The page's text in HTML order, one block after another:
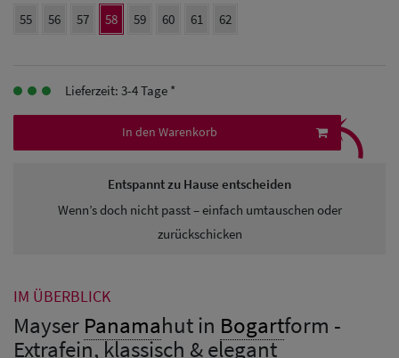
Herren
Baseball Cpas
Herren UV-
Herren
Sonnenschilder
& Visoren
55
56 57 58 59 60 61 62
Lieferzeit: 3-4 Tage *
In den Warenkorb
Entspannt zu Hause entscheiden
Wenn’s doch nicht passt – einfach umtauschen oder
zurückschicken
⤹
IM ÜBERBLICK
Mayser Panamahut in Bogartform -
Extrafein, klassisch & elegant